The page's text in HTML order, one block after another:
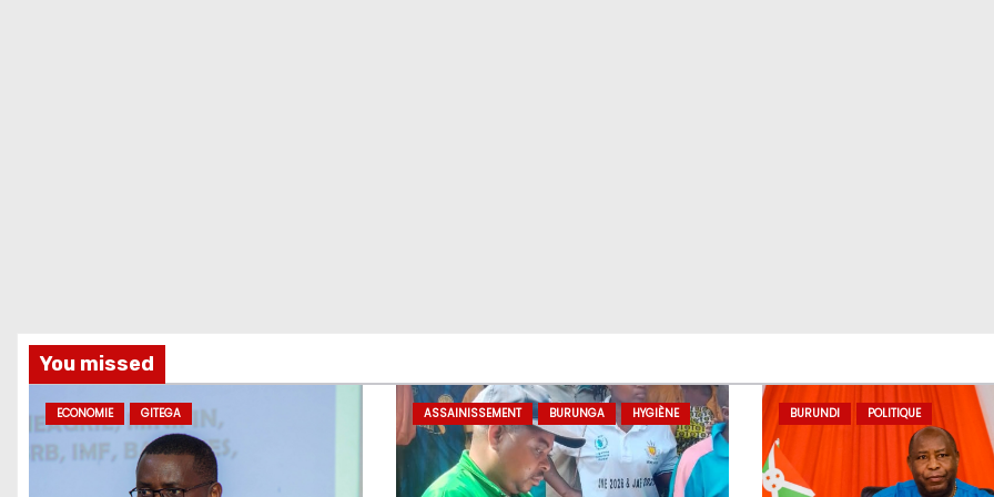
You missed
ECONOMIE GITEGA ASSAINISSEMENT BURUNGA HYGIÈNE BURUNDI POLITIQUE